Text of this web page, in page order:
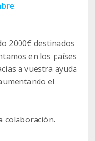
2000€ destinados
en los países
a vuestra ayuda
el
colaboración.